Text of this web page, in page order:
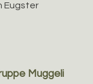
Eugster
Muggeli